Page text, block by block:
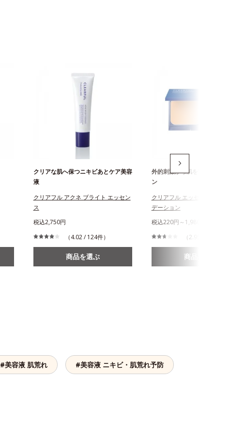
クリアな肌へ保つニキビあとケア美容
液
クリアフル アクネ ブライト エッセン
ス
税込2,750円
（4.02 / 124件）
商品を選ぶ
外的刺激から肌を守るファン
ン
クリアフル エッセンス カバ
デーション
税込220円～1,980円
（2.95 / 20件）
商品を選ぶ
#美容液 肌荒れ #美容液 ニキビ・肌荒れ予防